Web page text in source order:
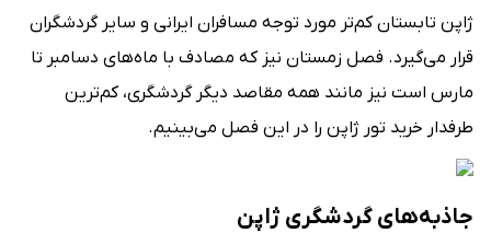
ژاپن تابستان کم‌تر مورد توجه مسافران ایرانی و سایر گردشگران
قرار می‌گیرد. فصل زمستان نیز که مصادف با ماه‌های دسامبر تا
مارس است نیز مانند همه مقاصد دیگر گردشگری، کم‌ترین
طرفدار خرید تور ژاپن را در این فصل می‌بینیم.
جاذبه‌های گردشگری ژاپن